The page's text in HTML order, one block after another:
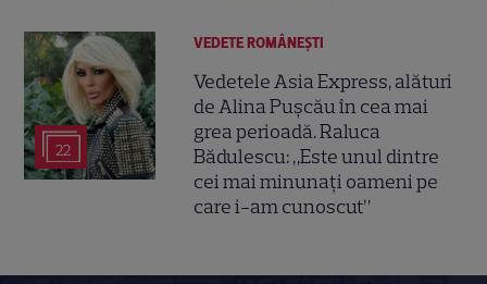
22
VEDETE ROMÂNEŞTI
Vedetele Asia Express, alături
de Alina Pușcău în cea mai
grea perioadă. Raluca
Bădulescu: „Este unul dintre
cei mai minunați oameni pe
care i-am cunoscut”